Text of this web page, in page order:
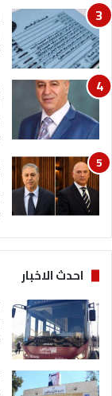
احدث الاخبار